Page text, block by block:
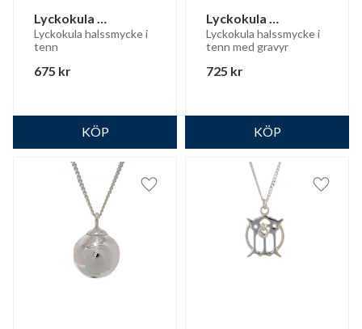
Lyckokula
halssmycke  (liten)
Lyckokula halssmycke i
tenn
675 kr
Lyckokula
halssmycke (xl)
Lyckokula halssmycke i
tenn med gravyr
725 kr
Lägg till i favoriter Lägg